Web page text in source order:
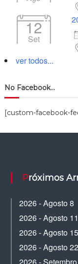
12
Set
ver todos...
No Facebook…
[custom-facebook-
Próximos
2026 - Agosto 8
2026 - Agosto 11
2026 - Agosto 15
2026 - Agosto 22